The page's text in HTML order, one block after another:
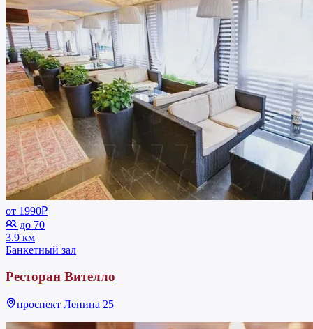
от 1990₽
до 70
3.9 км
Банкетный зал
Ресторан Вителло
проспект Ленина 25